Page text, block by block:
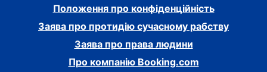
Положення про конфіденційність
Заява про протидію сучасному рабству
Заява про права людини
Про компанію Booking.com